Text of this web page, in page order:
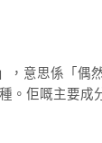
意思係「偶
佢嘅主要成